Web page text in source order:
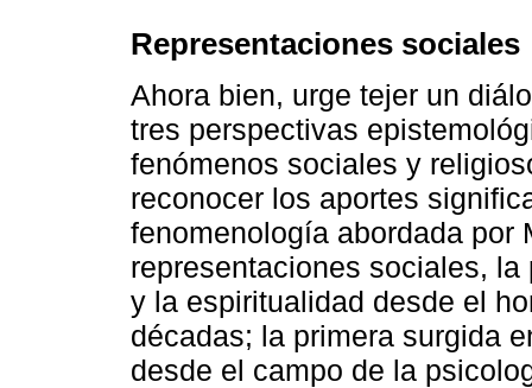
Representaciones sociales
Ahora bien, urge tejer un
tres perspectivas
fenómenos sociales y
reconocer los aportes
fenomenología abordada por
representaciones sociales,
y la espiritualidad desde el
décadas; la primera surgida
desde el campo de la